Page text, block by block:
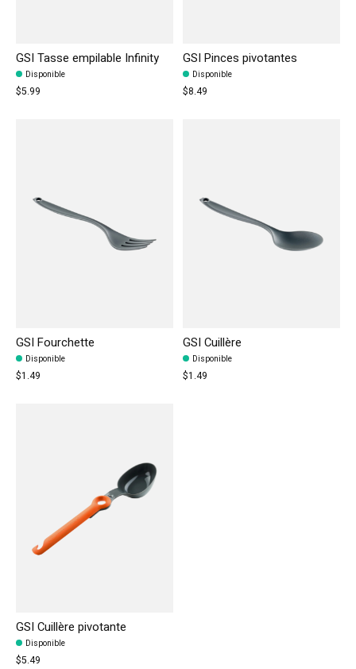
GSI Tasse empilable Infinity
Disponible
$5.99
GSI Pinces pivotantes
Disponible
$8.49
GSI Fourchette
Disponible
$1.49
GSI Cuillère
Disponible
$1.49
GSI Cuillère pivotante
Disponible
$5.49